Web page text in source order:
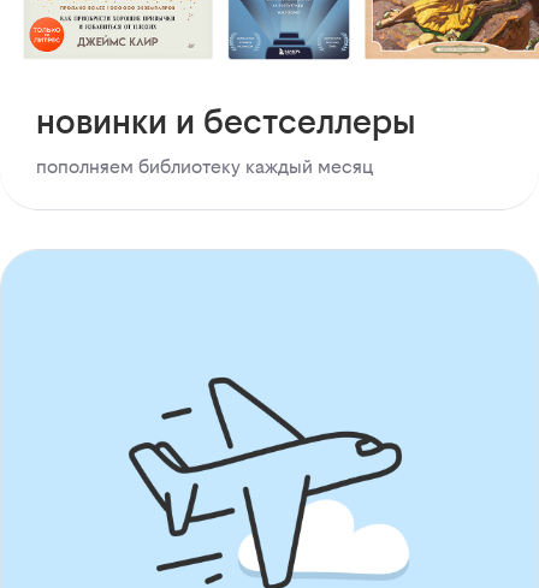
новинки и бестселлеры
пополняем библиотеку каждый месяц